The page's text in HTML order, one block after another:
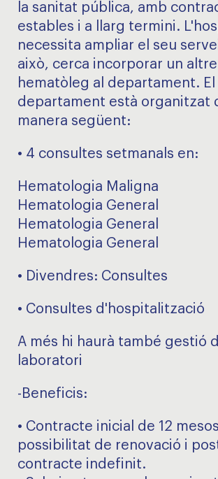
la sanitat pública, amb
estables i a llarg termini.
necessita ampliar el seu
això, cerca incorporar un altre
hematòleg al departament. El
departament està organitzat
manera següent:
• 4 consultes setmanals en:
Hematologia Maligna
Hematologia General
Hematologia General
Hematologia General
• Divendres: Consultes
• Consultes d'hospitalització
A més hi haurà també gestió
laboratori
-Beneficis:
• Contracte inicial de 12
possibilitat de renovació i
contracte indefinit.